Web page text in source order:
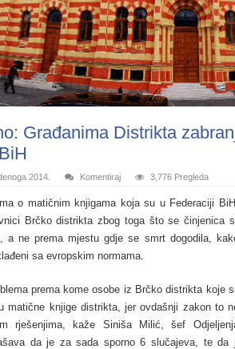
Građanima Distrikta
2014. Komentiraj 3,776 Pregleda
o matičnim knjigama koja su u Federaciji
Brčko distrikta zbog toga što se činjenica
a ne prema mjestu gdje se smrt dogodila,
sa evropskim normama.
prema kome osobe iz Brčko distrikta koje
matične knjige distrikta, jer ovdašnji zakon to
rješenjima, kaže Siniša Milić, šef
da je za sada sporno 6 slučajeva, te da